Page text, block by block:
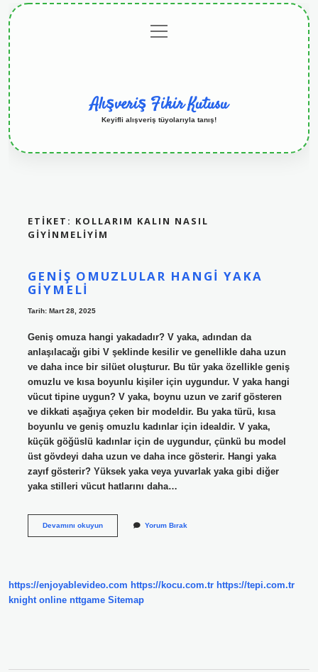
menüyü
aç
Alışveriş Fikir Kutusu
Keyifli alışveriş tüyolarıyla tanış!
ETIKET: KOLLARIM KALIN NASIL
GIYINMELIYIM
GENIŞ OMUZLULAR HANGI YAKA
GIYMELI
Tarih: Mart 28, 2025
Geniş omuza hangi yakadadır? V yaka, adından da
anlaşılacağı gibi V şeklinde kesilir ve genellikle daha uzun
ve daha ince bir silüet oluşturur. Bu tür yaka özellikle geniş
omuzlu ve kısa boyunlu kişiler için uygundur. V yaka hangi
vücut tipine uygun? V yaka, boynu uzun ve zarif gösteren
ve dikkati aşağıya çeken bir modeldir. Bu yaka türü, kısa
boyunlu ve geniş omuzlu kadınlar için idealdir. V yaka,
küçük göğüslü kadınlar için de uygundur, çünkü bu model
üst gövdeyi daha uzun ve daha ince gösterir. Hangi yaka
zayıf gösterir? Yüksek yaka veya yuvarlak yaka gibi diğer
yaka stilleri vücut hatlarını daha…
Devamını okuyunGeniş
Yorum Bırak
https://enjoyablevideo.com https://kocu.com.tr https://tepi.com.tr
knight online nttgame Sitemap